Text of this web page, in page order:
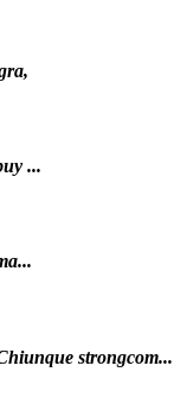
...
strongcom...